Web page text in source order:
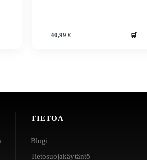
40,99€ 🛒
TIETOA
Blogi
Tietosuojakäytäntö